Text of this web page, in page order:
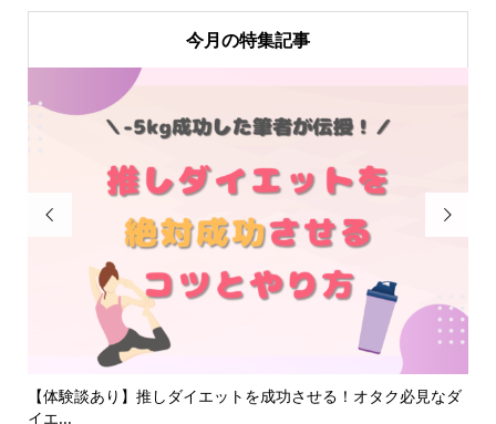
今月の特集記事

【祭壇とは？】オタク必見！推しの祭壇の作り方やおすすめグ
ッズ...
